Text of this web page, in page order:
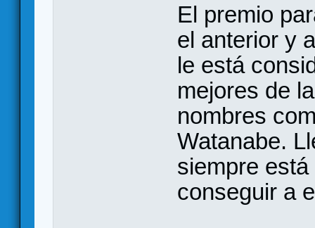
El premio
el anterior y
le está
mejores de
nombres
Watanabe.
siempre
conseguir a